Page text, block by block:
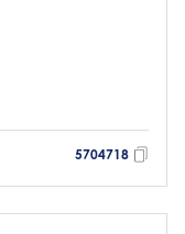
5704718